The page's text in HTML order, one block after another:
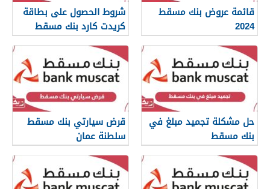
قائمة عروض بنك مسقط
2024
شروط الحصول على بطاقة
كريدت كارد بنك مسقط
حل مشكلة تجميد مبلغ في
بنك مسقط
قرض سيارتي بنك مسقط
سلطنة عمان